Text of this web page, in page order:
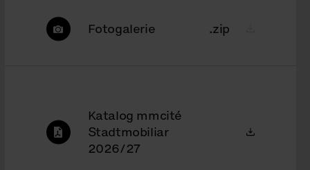
Fotogalerie .zip
Katalog mmcité
Stadtmobiliar
2026/27